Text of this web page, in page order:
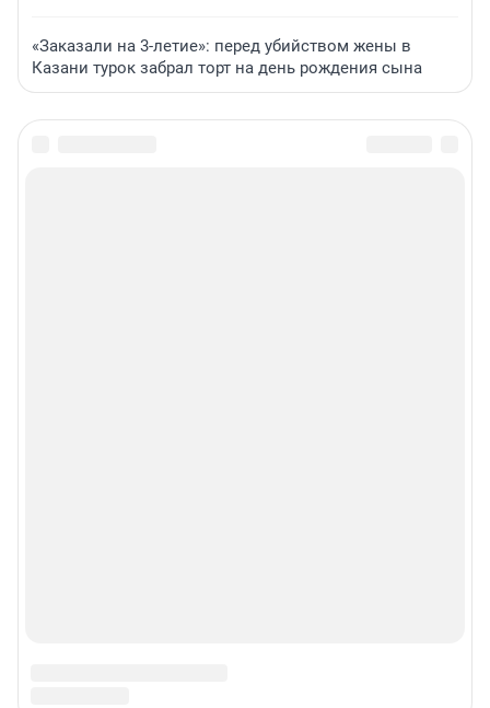
«Заказали на 3-летие»: перед убийством жены в
Казани турок забрал торт на день рождения сына